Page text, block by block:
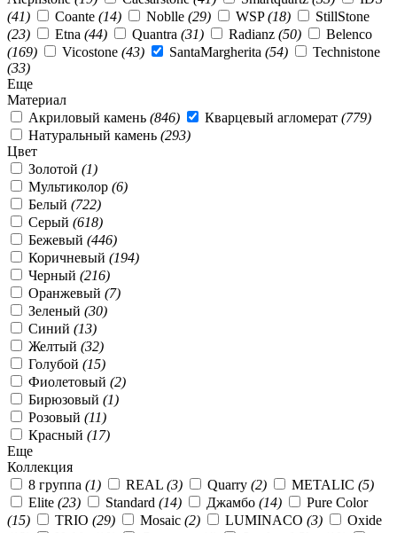
(41)
Coante (14) Noblle (29) WSP(18)
StillStone
(23)
Etna (44) Quantra (31) Radianz (50)
Belenco
(169)
Vicostone (43) SantaMargherita (54)
Technistone
(33)
Еще
Материал
Акриловый камень (846) Кварцевый агломерат (779)
Натуральный камень (293)
Цвет
Золотой (1)
Мультиколор (6)
Белый (722)
Серый (618)
Бежевый (446)
Коричневый (194)
Черный (216)
Оранжевый (7)
Зеленый (30)
Синий (13)
Желтый (32)
Голубой (15)
Фиолетовый (2)
Бирюзовый (1)
Розовый (11)
Красный (17)
Еще
Коллекция
8 группа (1) REAL (3) Quarry (2) METALIC (5)
Elite (23) Standard (14) Джамбо (14)
Pure Color
(15)
TRIO (29) Mosaic (2) LUMINACO (3)
Oxide